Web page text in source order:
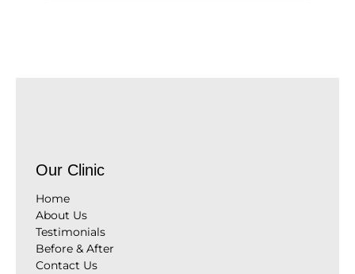
Our Clinic
Home
About Us
Testimonials
Before & After
Contact Us